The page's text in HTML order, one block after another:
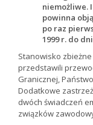
niemożliwe.
powinna
po raz
1999 r. do
Stanowisko
przedstawili
Granicznej,
Dodatkowe
dwóch świadczeń
związków